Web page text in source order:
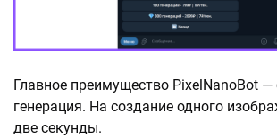
Главное преимущество PixelNanoBot —
генерация. На создание одного
две секунды.